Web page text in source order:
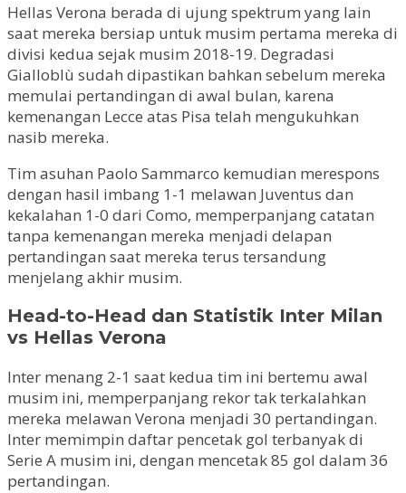
Hellas Verona berada di ujung spektrum yang lain
saat mereka bersiap untuk musim pertama mereka di
divisi kedua sejak musim 2018-19. Degradasi
Gialloblù sudah dipastikan bahkan sebelum mereka
memulai pertandingan di awal bulan, karena
kemenangan Lecce atas Pisa telah mengukuhkan
nasib mereka.
Tim asuhan Paolo Sammarco kemudian merespons
dengan hasil imbang 1-1 melawan Juventus dan
kekalahan 1-0 dari Como, memperpanjang catatan
tanpa kemenangan mereka menjadi delapan
pertandingan saat mereka terus tersandung
menjelang akhir musim.
Head-to-Head dan Statistik Inter Milan
vs Hellas Verona
Inter menang 2-1 saat kedua tim ini bertemu awal
musim ini, memperpanjang rekor tak terkalahkan
mereka melawan Verona menjadi 30 pertandingan.
Inter memimpin daftar pencetak gol terbanyak di
Serie A musim ini, dengan mencetak 85 gol dalam 36
pertandingan.